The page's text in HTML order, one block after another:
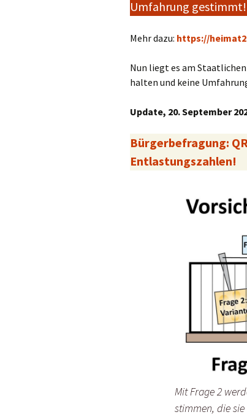
Tunnelbau
Naturschutz
Flächenverbrauch
Umfahrung
Mehr dazu: https://
Nun liegt es am
halten und keine
Update, 20. September
Bürgerbefragung:
Entlastungszahlen!
Mit Frage 2
stimmen, die